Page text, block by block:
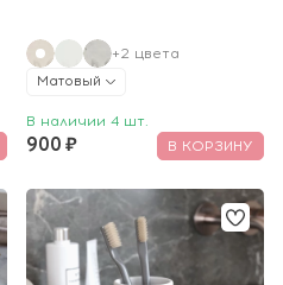
+2 цвета
Матовый
В наличии 4 шт.
900 ₽ В КОРЗИНУ